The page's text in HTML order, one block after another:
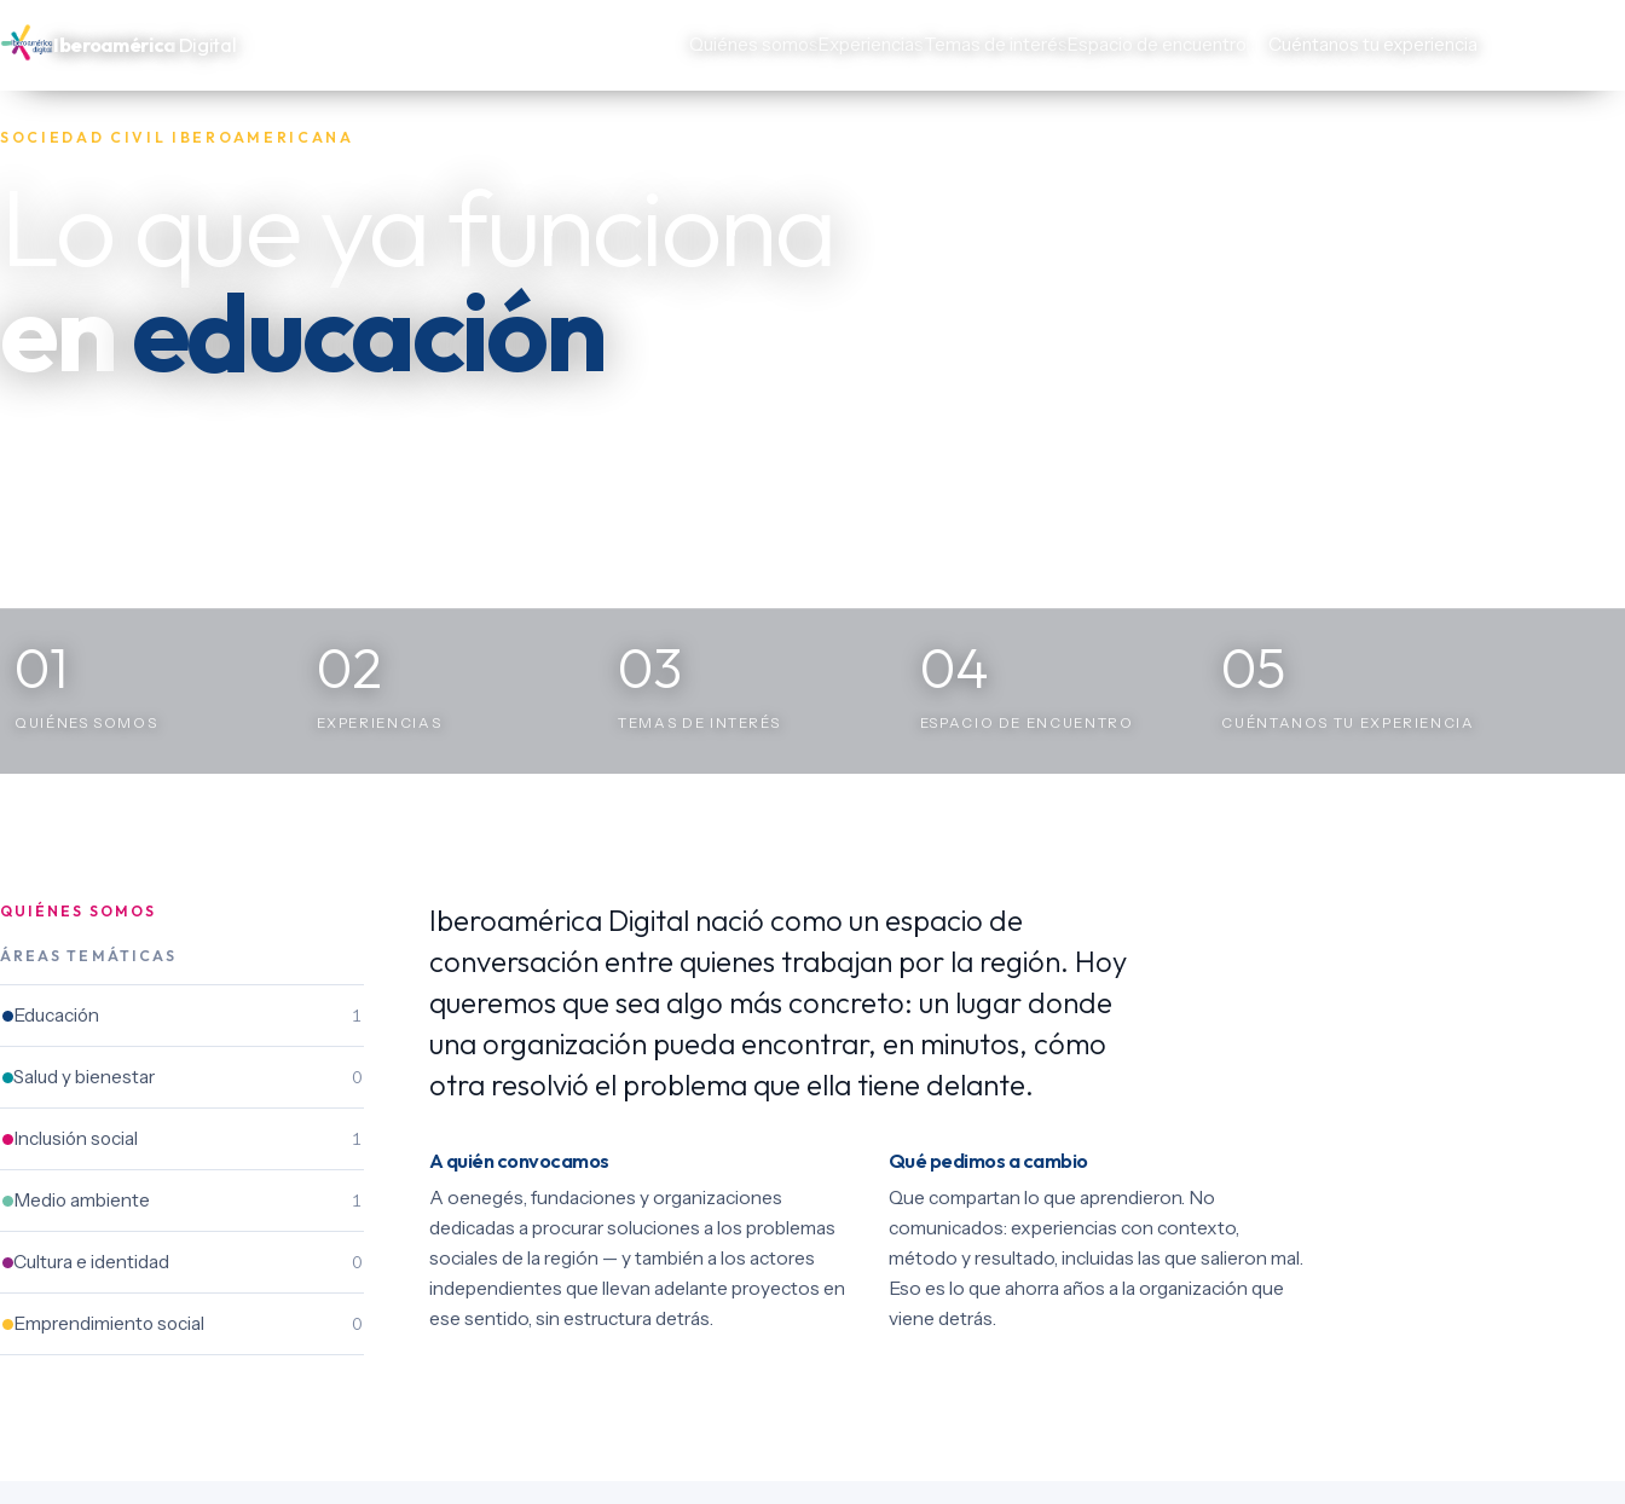
Iberoamérica Digital Experiencias Espacio de encuentro Cuéntanos tu experiencia
SOCIEDAD CIVIL IBEROAMERICANA
Lo que ya funciona
eneducación
01
QUIÉNES SOMOS
02
EXPERIENCIAS
03
TEMAS DE INTERÉS
04
ESPACIO DE ENCUENTRO
05
CUÉNTANOS TU EXPERIENCIA
QUIÉNES SOMOS
ÁREAS TEMÁTICAS
Educación 1
Salud y bienestar 0
Inclusión social 1
Medio ambiente 1
Cultura e identidad 0
Emprendimiento social 0
Iberoamérica Digital nació como un espacio de
conversación entre quienes trabajan por la región. Hoy
queremos que sea algo más concreto: un lugar donde
una organización pueda encontrar, en minutos, cómo
otra resolvió el problema que ella tiene delante.
A quién convocamos
A oenegés, fundaciones y organizaciones
dedicadas a procurar soluciones a los problemas
sociales de la región — y también a los actores
independientes que llevan adelante proyectos en
ese sentido, sin estructura detrás.
Qué pedimos a cambio
Que compartan lo que aprendieron. No
comunicados: experiencias con contexto,
método y resultado, incluidas las que salieron mal.
Eso es lo que ahorra años a la organización que
viene detrás.